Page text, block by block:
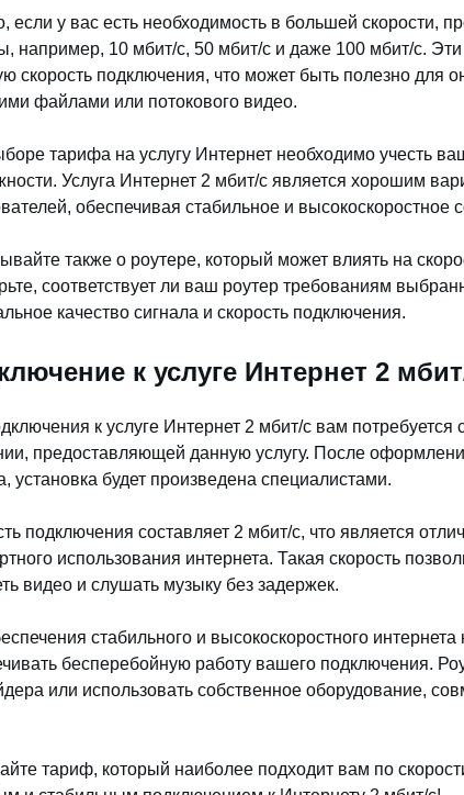
если у вас есть необходимость в большей скорости,
например, 10 мбит/с, 50 мбит/с и даже 100 мбит/с.
скорость подключения, что может быть полезно для
файлами или потокового видео.
тарифа на услугу Интернет необходимо учесть
Услуга Интернет 2 мбит/с является хорошим
обеспечивая стабильное и высокоскоростное
также о роутере, который может влиять на
соответствует ли ваш роутер требованиям
качество сигнала и скорость подключения.
к услуге Интернет 2
к услуге Интернет 2 мбит/с вам потребуется
предоставляющей данную услугу. После
установка будет произведена специалистами.
подключения составляет 2 мбит/с, что является
использования интернета. Такая скорость
видео и слушать музыку без задержек.
стабильного и высокоскоростного
бесперебойную работу вашего подключения.
или использовать собственное оборудование,
тариф, который наиболее подходит вам по